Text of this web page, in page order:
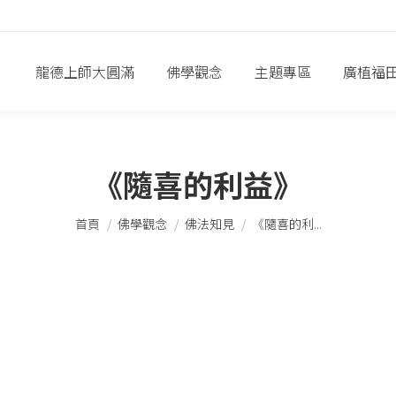
龍德上師大圓滿 佛學觀念 主題專區 廣植福
《隨喜的利益》
您在這裡：
首頁 佛學觀念 佛法知見 《隨喜的利...